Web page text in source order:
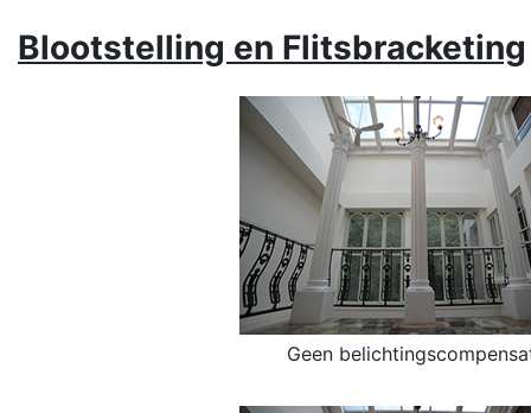
Blootstelling en Flitsbracketing
Geen